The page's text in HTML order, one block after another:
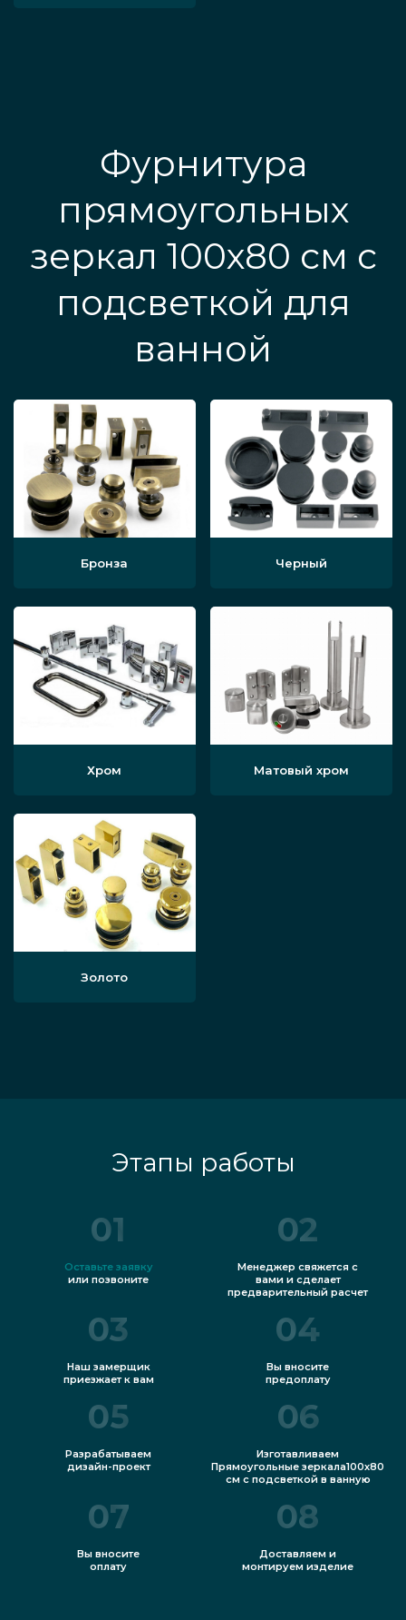
Фурнитура
прямоугольных
зеркал 100х80 см с
подсветкой для
ванной
Бронза Черный
Хром Матовый хром
Золото
Этапы работы
01
Оставьте заявку
или позвоните
02
Менеджер свяжется с
вами и сделает
предварительный расчет
03
Наш замерщик
приезжает к вам
04
Вы вносите
предоплату
05
Разрабатываем
дизайн-проект
06
Изготавливаем
Прямоугольные зеркала100х80
см с подсветкой в ванную
07
Вы вносите
оплату
08
Доставляем и
монтируем изделие